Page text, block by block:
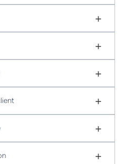
+
+
+
+
+
+